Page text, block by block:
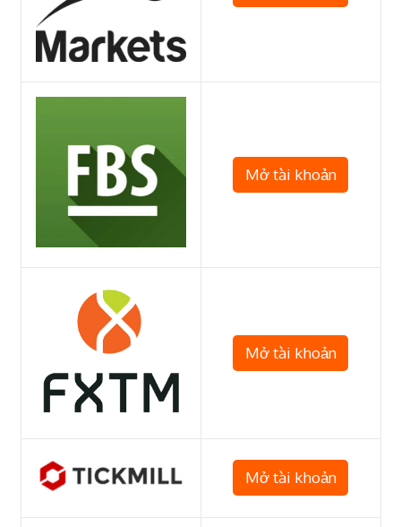
Mở tài khoản
Mở tài khoản
Mở tài khoản